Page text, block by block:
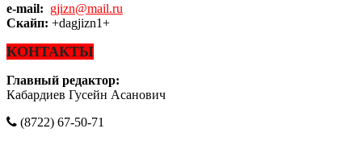
e-mail: gjizn@mail.ru
Скайп: +dagjizn1+
КОНТАКТЫ
Главный редактор:
Кабардиев Гусейн Асанович
(8722) 67-50-71